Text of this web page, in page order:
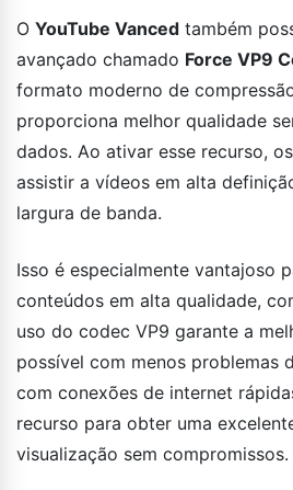
O YouTube Vanced também
avançado chamado Force VP9
formato moderno de
proporciona melhor qualidade
dados. Ao ativar esse recurso,
assistir a vídeos em alta
largura de banda.
Isso é especialmente vantajoso
conteúdos em alta qualidade,
uso do codec VP9 garante a
possível com menos problemas
com conexões de internet
recurso para obter uma
visualização sem compromissos.